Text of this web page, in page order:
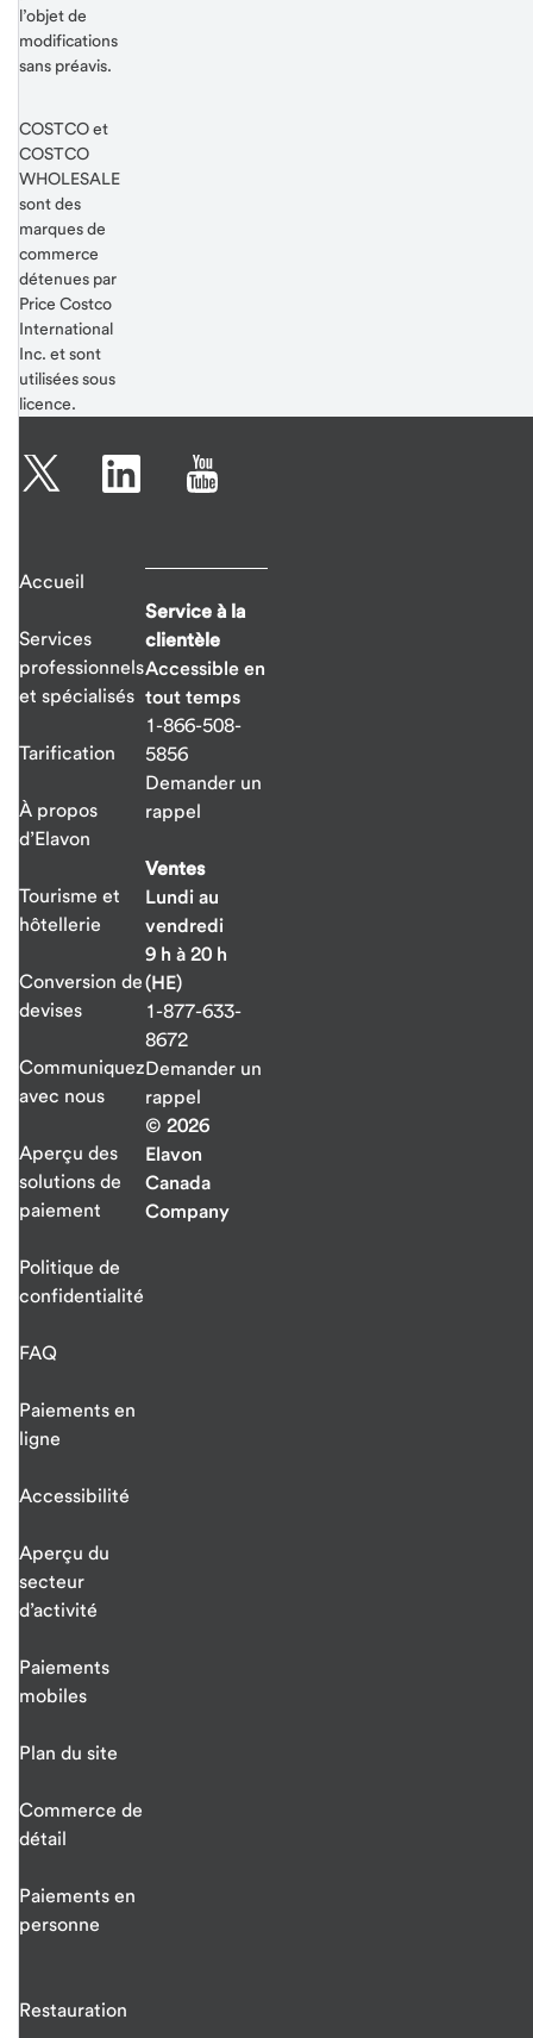
l’objet de
modifications
sans préavis.
COSTCO et
COSTCO
WHOLESALE
sont des
marques de
commerce
détenues par
Price Costco
International
Inc. et sont
utilisées sous
licence.
Accueil
Services
professionnels
et spécialisés
Tarification
À propos
d’Elavon
Tourisme et
hôtellerie
Conversion de
devises
Communiquez
avec nous
Aperçu des
solutions de
paiement
Politique de
confidentialité
FAQ
Paiements en
ligne
Accessibilité
Aperçu du
secteur
d’activité
Paiements
mobiles
Plan du site
Commerce de
détail
Paiements en
personne
Restauration
Service à la
clientèle
Accessible en
tout temps
1-866-508-
5856
Demander un
rappel
Ventes
Lundi au
vendredi
9 h à 20 h
(HE)
1-877-633-
8672
Demander un
rappel
© 2026
Elavon
Canada
Company